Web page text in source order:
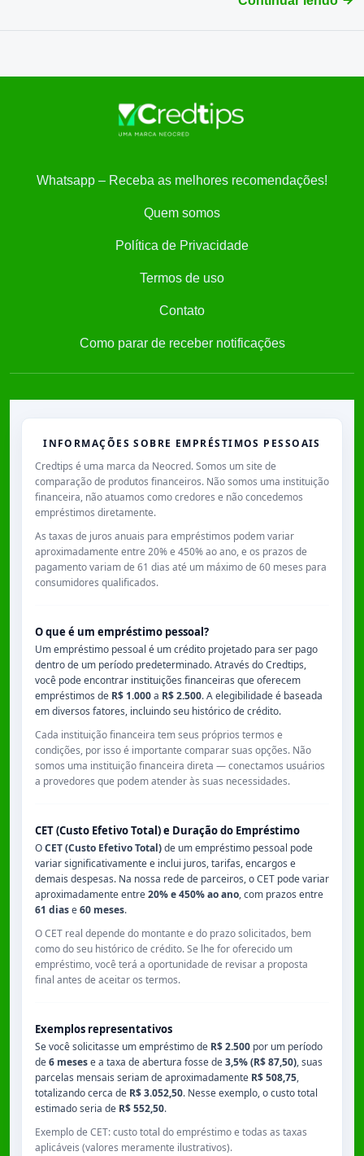
Whatsapp – Receba as melhores recomendações!
Quem somos
Política de Privacidade
Termos de uso
Contato
Como parar de receber notificações
INFORMAÇÕES SOBRE EMPRÉSTIMOS PESSOAIS
Credtips é uma marca da Neocred. Somos um site de
comparação de produtos financeiros. Não somos uma instituição
financeira, não atuamos como credores e não concedemos
empréstimos diretamente.
As taxas de juros anuais para empréstimos podem variar
aproximadamente entre 20% e 450% ao ano, e os prazos de
pagamento variam de 61 dias até um máximo de 60 meses para
consumidores qualificados.
O que é um empréstimo pessoal?
Um empréstimo pessoal é um crédito projetado para ser pago
dentro de um período predeterminado. Através do Credtips,
você pode encontrar instituições financeiras que oferecem
empréstimos de R$ 1.000a R$ 2.500. A elegibilidade é baseada
em diversos fatores, incluindo seu histórico de crédito.
Cada instituição financeira tem seus próprios termos e
condições, por isso é importante comparar suas opções. Não
somos uma instituição financeira direta — conectamos usuários
a provedores que podem atender às suas necessidades.
CET (Custo Efetivo Total) e Duração do Empréstimo
OCET (Custo Efetivo Total)de um empréstimo pessoal pode
variar significativamente e inclui juros, tarifas, encargos e
demais despesas. Na nossa rede de parceiros, o CET pode variar
aproximadamente entre20% e 450% ao ano, com prazos entre
61 diase60 meses.
O CET real depende do montante e do prazo solicitados, bem
como do seu histórico de crédito. Se lhe for oferecido um
empréstimo, você terá a oportunidade de revisar a proposta
final antes de aceitar os termos.
Exemplos representativos
Se você solicitasse um empréstimo de R$ 2.500 por um período
de6 mesese a taxa de abertura fosse de3,5% (R$ 87,50), suas
parcelas mensais seriam de aproximadamente R$ 508,75,
totalizando cerca de R$ 3.052,50. Nesse exemplo, o custo total
estimado seria de R$ 552,50.
Exemplo de CET: custo total do empréstimo e todas as taxas
aplicáveis (valores meramente ilustrativos).